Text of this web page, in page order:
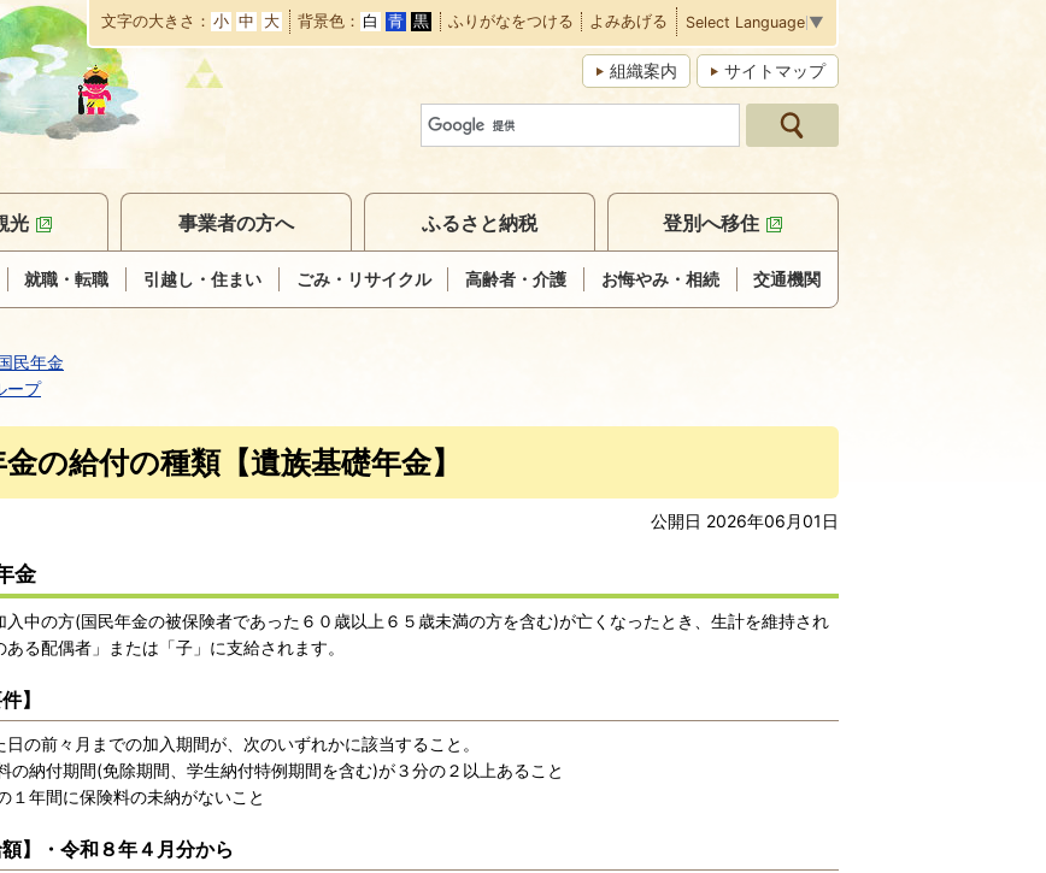
本
文
へ
移
動
文字の大きさ 小 中 大 背景色 白 青 黒 ふりがなをつける よみあげる Select Language ▼
組織案内 サイトマップ
就職・転職 引越し・住まい ごみ・リサイクル 高齢者・介護 お悔やみ・相続 交通機関
光 事業者の方へ ふるさと納税 登別へ移住
民年金
ープ
金の給付の種類【遺族基礎年金】
公開日 2026年06月01日
金
中の方(国民年金の被保険者であった６０歳以上６５歳未満の方を含む)が亡くなったとき、生計を維持され
る配偶者」または「子」に支給されます。
】
の前々月までの加入期間が、次のいずれかに該当すること。
納付期間(免除期間、学生納付特例期間を含む)が３分の２以上あること
年間に保険料の未納がないこと
額】・令和８年４月分から